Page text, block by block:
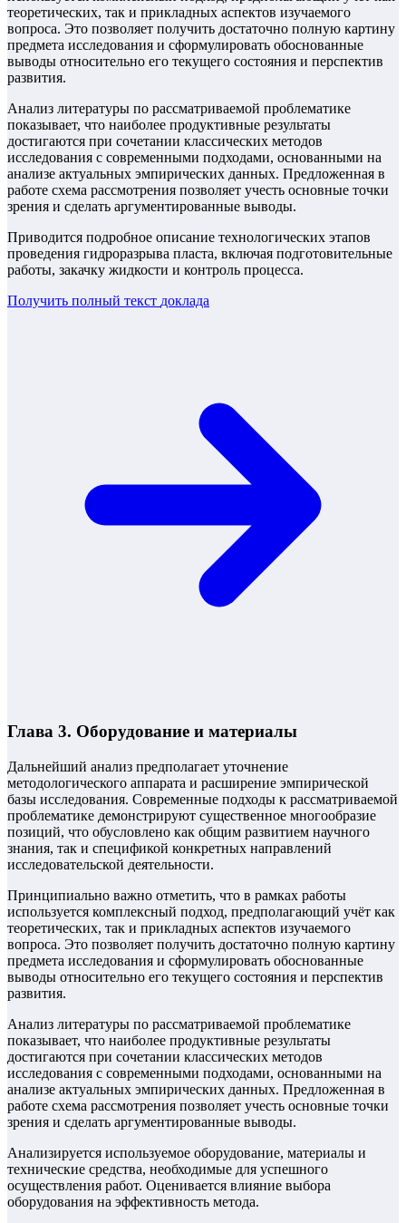
теоретических, так и прикладных аспектов изучаемого
вопроса. Это позволяет получить достаточно полную картину
предмета исследования и сформулировать обоснованные
выводы относительно его текущего состояния и перспектив
развития.
Анализ литературы по рассматриваемой проблематике
показывает, что наиболее продуктивные результаты
достигаются при сочетании классических методов
исследования с современными подходами, основанными на
анализе актуальных эмпирических данных. Предложенная в
работе схема рассмотрения позволяет учесть основные точки
зрения и сделать аргументированные выводы.
Приводится подробное описание технологических этапов
проведения гидроразрыва пласта, включая подготовительные
работы, закачку жидкости и контроль процесса.
Получить полный текст доклада
Глава 3. Оборудование и материалы
Дальнейший анализ предполагает уточнение
методологического аппарата и расширение эмпирической
базы исследования. Современные подходы к рассматриваемой
проблематике демонстрируют существенное многообразие
позиций, что обусловлено как общим развитием научного
знания, так и спецификой конкретных направлений
исследовательской деятельности.
Принципиально важно отметить, что в рамках работы
используется комплексный подход, предполагающий учёт как
теоретических, так и прикладных аспектов изучаемого
вопроса. Это позволяет получить достаточно полную картину
предмета исследования и сформулировать обоснованные
выводы относительно его текущего состояния и перспектив
развития.
Анализ литературы по рассматриваемой проблематике
показывает, что наиболее продуктивные результаты
достигаются при сочетании классических методов
исследования с современными подходами, основанными на
анализе актуальных эмпирических данных. Предложенная в
работе схема рассмотрения позволяет учесть основные точки
зрения и сделать аргументированные выводы.
Анализируется используемое оборудование, материалы и
технические средства, необходимые для успешного
осуществления работ. Оценивается влияние выбора
оборудования на эффективность метода.